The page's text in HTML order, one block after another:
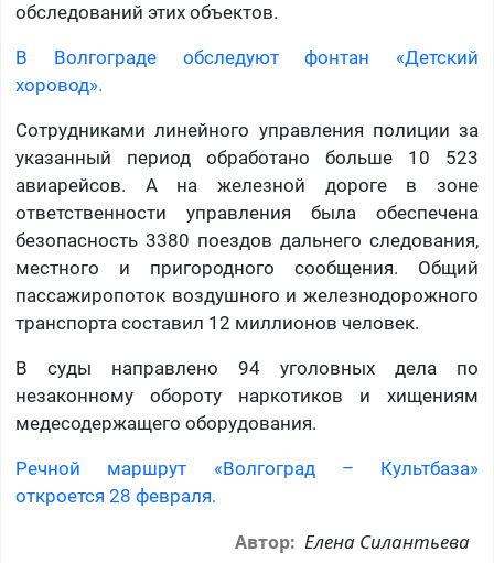
обследований этих объектов.
В Волгограде обследуют фонтан «Детский
хоровод».
Сотрудниками линейного управления полиции за
указанный период обработано больше 10 523
авиарейсов. А на железной дороге в зоне
ответственности управления была обеспечена
безопасность 3380 поездов дальнего следования,
местного и пригородного сообщения. Общий
пассажиропоток воздушного и железнодорожного
транспорта составил 12 миллионов человек.
В суды направлено 94 уголовных дела по
незаконному обороту наркотиков и хищениям
медесодержащего оборудования.
Речной маршрут «Волгоград – Культбаза»
откроется 28 февраля.
Автор: Елена Силантьева